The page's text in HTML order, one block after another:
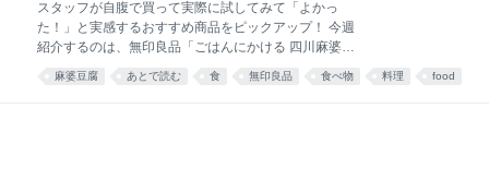
スタッフが自腹で買って実際に試してみて「よかっ
た！」と実感するおすすめ商品をピックアップ！ 今週
紹介するのは、無印良品「ごはんにかける 四川麻婆豆
本格四川の味が楽しめます。暑くて料理が億劫な日
麻婆豆腐 あとで読む 食 無印良品 食べ物 料理 food